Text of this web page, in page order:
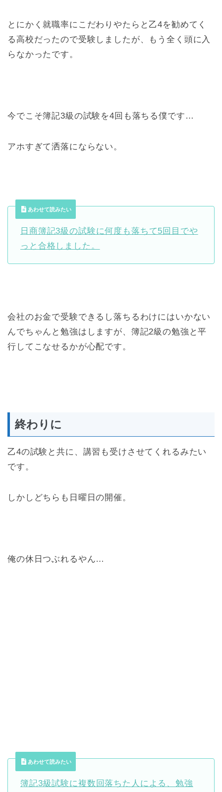
とにかく就職率にこだわりやたらと乙4を勧めてく
る高校だったので受験しましたが、もう全く頭に入
らなかったです。
今でこそ簿記3級の試験を4回も落ちる僕です…
アホすぎて洒落にならない。
あわせて読みたい
日商簿記3級の試験に何度も落ちて5回目でや
っと合格しました。
会社のお金で受験できるし落ちるわけにはいかない
んでちゃんと勉強はしますが、簿記2級の勉強と平
行してこなせるかが心配です。
終わりに
乙4の試験と共に、講習も受けさせてくれるみたい
です。
しかしどちらも日曜日の開催。
俺の休日つぶれるやん…
あわせて読みたい
簿記3級試験に複数回落ちた人による、勉強